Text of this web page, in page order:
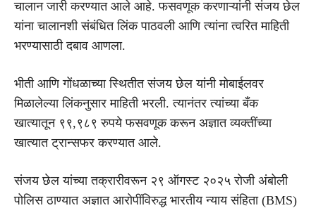
चालान जारी करण्यात आले आहे. फसवणूक करणाऱ्यांनी संजय छेल
यांना चालानशी संबंधित लिंक पाठवली आणि त्यांना त्वरित माहिती
भरण्यासाठी दबाव आणला.
भीती आणि गोंधळाच्या स्थितीत संजय छेल यांनी मोबाईलवर
मिळालेल्या लिंकनुसार माहिती भरली. त्यानंतर त्यांच्या बँक
खात्यातून ९९,९८९ रुपये फसवणूक करून अज्ञात व्यक्तींच्या
खात्यात ट्रान्सफर करण्यात आले.
संजय छेल यांच्या तक्रारीवरून २९ ऑगस्ट २०२५ रोजी अंबोली
पोलिस ठाण्यात अज्ञात आरोपींविरुद्ध भारतीय न्याय संहिता (BMS)